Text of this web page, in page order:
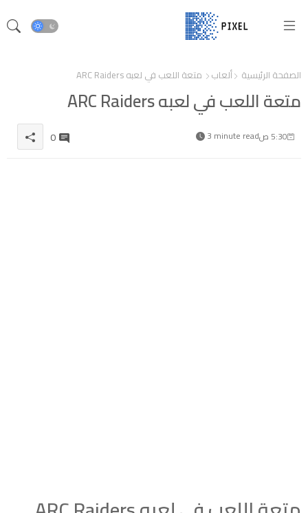
الصفحة الرئيسية ألعاب متعة اللعب في لعبه ARC Raiders
متعة اللعب في لعبه ARC Raiders
5:30 ص 3 minute read
0